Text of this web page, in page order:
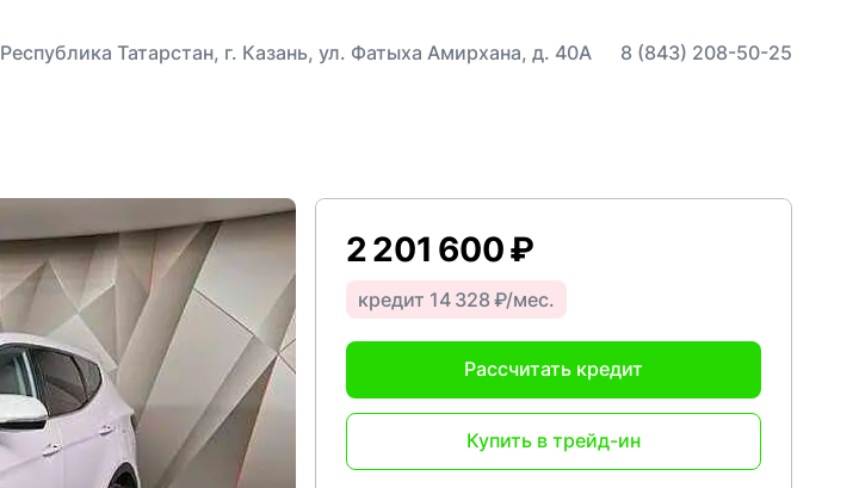
Республика Татарстан, г. Казань, ул. Фатыха Амирхана, д. 40А 8 (843) 208-50-25
2 201 600 ₽
кредит 14 328 ₽/мес.
Рассчитать кредит
Купить в трейд-ин